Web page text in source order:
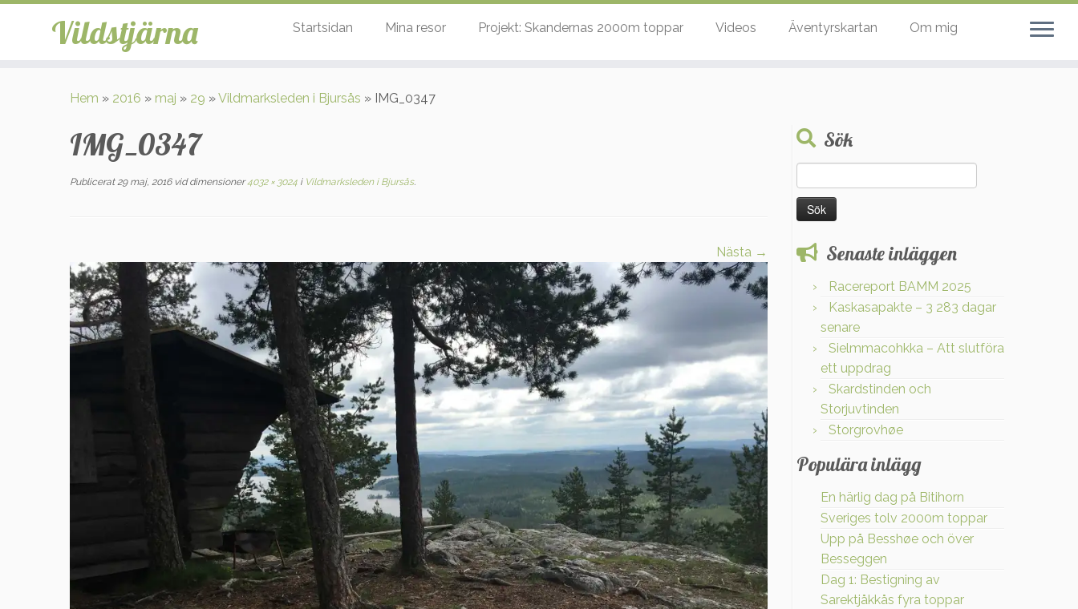
Vildstjärna Startsidan Mina resor Projekt: Skandernas 2000m toppar Videos Äventyrskartan Om mig
Hem » 2016 » maj » 29 »Vildmarksleden i Bjursås » IMG_0347
IMG_0347
Publicerat 29 maj, 2016vid dimensioner4032 × 3024 iVildmarksleden i Bjursås.
Nästa →
Sök
efter:
Senaste inläggen
Racereport BAMM 2025
Kaskasapakte – 3 283 dagar
senare
Sielmmacohkka – Att slutföra
ett uppdrag
Skardstinden och
Storjuvtinden
Storgrovhøe
Populära inlägg
En härlig dag på Bitihorn
Sveriges tolv 2000m toppar
Upp på Besshøe och över
Besseggen
Dag 1: Bestigning av
Sarektjåkkås fyra toppar